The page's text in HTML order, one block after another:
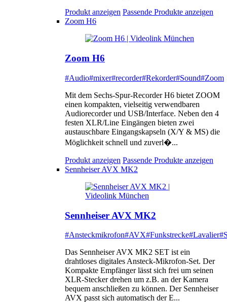
Produkt anzeigen Passende Produkte anzeigen
Zoom H6
Zoom H6
#Audio#mixer#recorder#Rekorder#Sound#Zoom
Mit dem Sechs-Spur-Recorder H6 bietet ZOOM
einen kompakten, vielseitig verwendbaren
Audiorecorder und USB/Interface. Neben den 4
festen XLR/Line Eingängen bieten zwei
austauschbare Eingangskapseln (X/Y & MS) die
Möglichkeit schnell und zuverl�...
Produkt anzeigen Passende Produkte anzeigen
Sennheiser AVX MK2
Sennheiser AVX MK2
#Ansteckmikrofon#AVX#Funkstrecke#Lavalier
Das Sennheiser AVX MK2 SET ist ein
drahtloses digitales Ansteck-Mikrofon-Set. Der
Kompakte Empfänger lässt sich frei um seinen
XLR-Stecker drehen um z.B. an der Kamera
bequem anschließen zu können. Der Sennheiser
AVX passt sich automatisch der E...